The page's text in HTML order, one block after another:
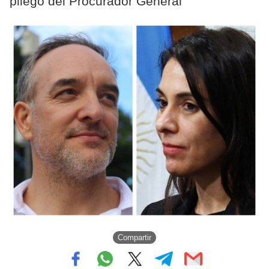
Compartir